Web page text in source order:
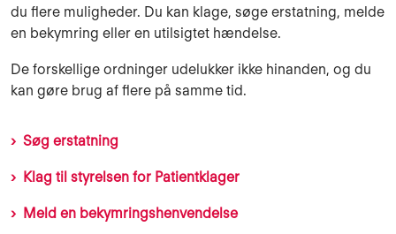
du flere muligheder. Du kan klage, søge erstatning, melde
en bekymring eller en utilsigtet hændelse.
De forskellige ordninger udelukker ikke hinanden, og du
kan gøre brug af flere på samme tid.
Søg erstatning
Klag til styrelsen for Patientklager
Meld en bekymringshenvendelse